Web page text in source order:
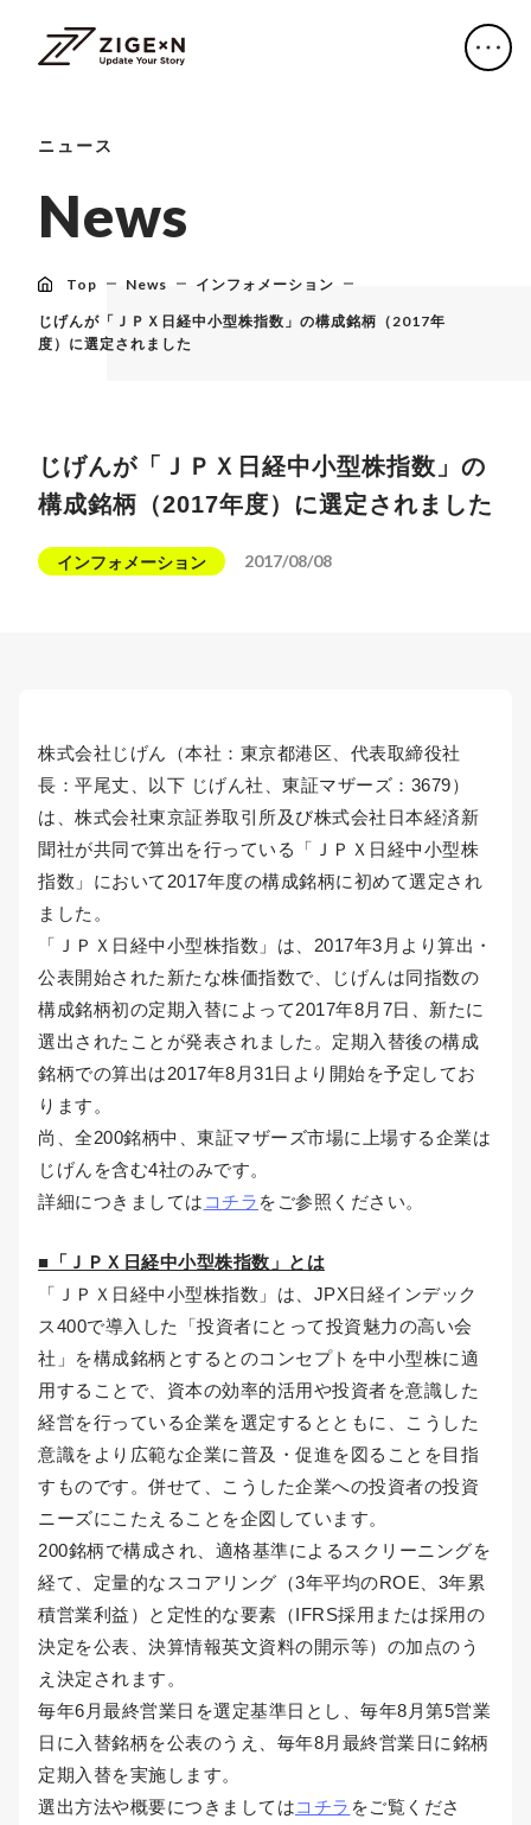
ニュース
News
Top News インフォメーション
じげんが「ＪＰＸ日経中小型株指数」の構成銘柄（2017年
度）に選定されました
じげんが「ＪＰＸ日経中小型株指数」の
構成銘柄（2017年度）に選定されました
インフォメーション 2017/08/08
株式会社じげん（本社：東京都港区、代表取締役社
長：平尾丈、以下 じげん社、東証マザーズ：3679）
は、株式会社東京証券取引所及び株式会社日本経済新
聞社が共同で算出を行っている「ＪＰＸ日経中小型株
指数」において2017年度の構成銘柄に初めて選定され
ました。
「ＪＰＸ日経中小型株指数」は、2017年3月より算出・
公表開始された新たな株価指数で、じげんは同指数の
構成銘柄初の定期入替によって2017年8月7日、新たに
選出されたことが発表されました。定期入替後の構成
銘柄での算出は2017年8月31日より開始を予定してお
ります。
尚、全200銘柄中、東証マザーズ市場に上場する企業は
じげんを含む4社のみです。
詳細につきましては コチラ をご参照ください。
■「ＪＰＸ日経中小型株指数」とは
「ＪＰＸ日経中小型株指数」は、JPX日経インデック
ス400で導入した「投資者にとって投資魅力の高い会
社」を構成銘柄とするとのコンセプトを中小型株に適
用することで、資本の効率的活用や投資者を意識した
経営を行っている企業を選定するとともに、こうした
意識をより広範な企業に普及・促進を図ることを目指
すものです。併せて、こうした企業への投資者の投資
ニーズにこたえることを企図しています。
200銘柄で構成され、適格基準によるスクリーニングを
経て、定量的なスコアリング（3年平均のROE、3年累
積営業利益）と定性的な要素（IFRS採用または採用の
決定を公表、決算情報英文資料の開示等）の加点のう
え決定されます。
毎年6月最終営業日を選定基準日とし、毎年8月第5営業
日に入替銘柄を公表のうえ、毎年8月最終営業日に銘柄
定期入替を実施します。
選出方法や概要につきましてはコチラ をご覧くださ